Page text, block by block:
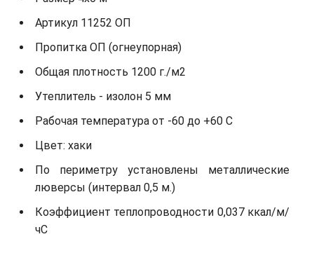
Артикул 11252 ОП
Пропитка ОП (огнеупорная)
Общая плотность 1200 г./м2
Утеплитель - изолон 5 мм
Рабочая температура от -60 до +60 С
Цвет: хаки
По периметру установлены металлические
люверсы (интервал 0,5 м.)
Коэффициент теплопроводности 0,037 ккал/м/
чС